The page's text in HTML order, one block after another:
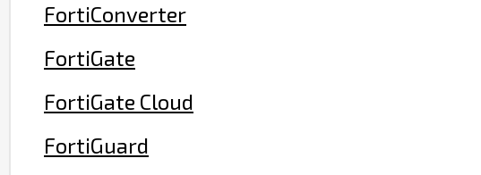
FortiConverter
FortiGate
FortiGate Cloud
FortiGuard